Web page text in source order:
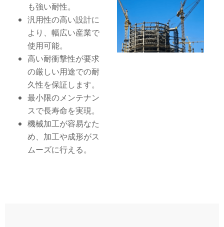
も強い耐性。
汎用性の高い設計に
より、幅広い産業で
使用可能。
高い耐衝撃性が要求
の厳しい用途での耐
久性を保証します。
最小限のメンテナン
スで長寿命を実現。
機械加工が容易なた
め、加工や成形がス
ムーズに行える。